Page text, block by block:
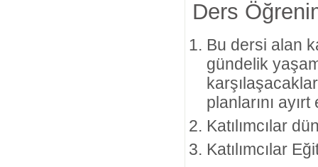
Ders
Bu dersi alan
gündelik
planlarını
Katılımcılar
Katılımcılar